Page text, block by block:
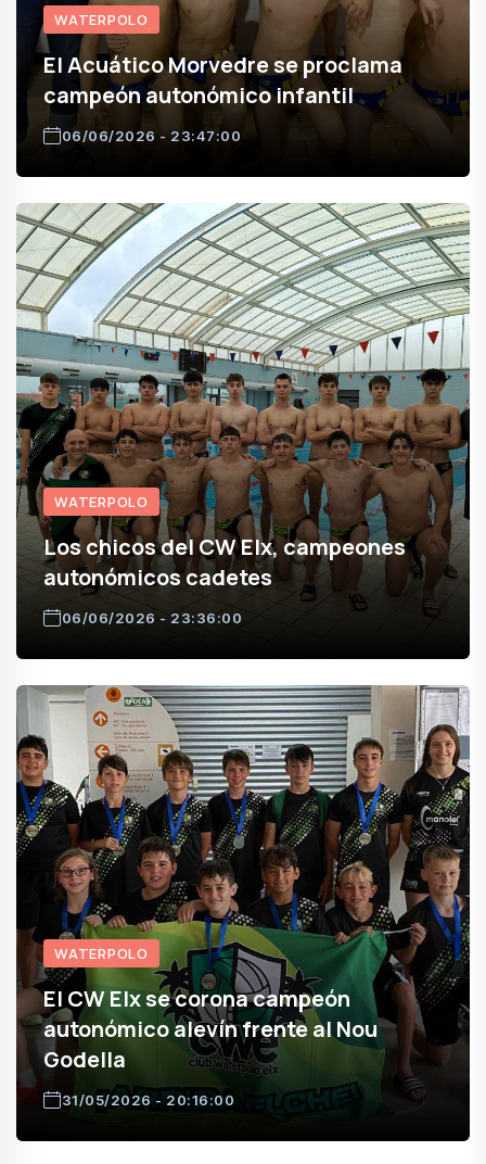
WATERPOLO
El Acuático Morvedre se proclama
campeón autonómico infantil
06/06/2026 - 23:47:00
WATERPOLO
Los chicos del CW Elx, campeones
autonómicos cadetes
06/06/2026 - 23:36:00
WATERPOLO
El CW Elx se corona campeón
autonómico alevín frente al Nou
Godella
31/05/2026 - 20:16:00